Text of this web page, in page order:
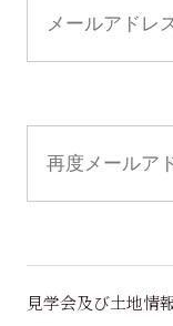
見学会及び土地情